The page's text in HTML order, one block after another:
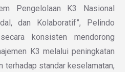
Pengelolaan K3 Nasional
dan Kolaboratif”, Pelindo
konsisten mendorong
K3 melalui peningkatan
terhadap standar keselamatan,